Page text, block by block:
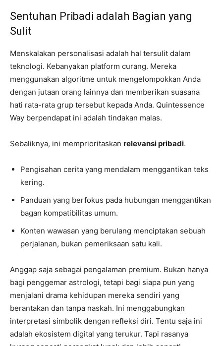
Sentuhan Pribadi adalah Bagian yang
Sulit
Menskalakan personalisasi adalah hal tersulit dalam
teknologi. Kebanyakan platform curang. Mereka
menggunakan algoritme untuk mengelompokkan Anda
dengan jutaan orang lainnya dan memberikan suasana
hati rata-rata grup tersebut kepada Anda. Quintessence
Way berpendapat ini adalah tindakan malas.
Sebaliknya, ini memprioritaskan relevansi pribadi.
Pengisahan cerita yang mendalam menggantikan teks
kering.
Panduan yang berfokus pada hubungan menggantikan
bagan kompatibilitas umum.
Konten wawasan yang berulang menciptakan sebuah
perjalanan, bukan pemeriksaan satu kali.
Anggap saja sebagai pengalaman premium. Bukan hanya
bagi penggemar astrologi, tetapi bagi siapa pun yang
menjalani drama kehidupan mereka sendiri yang
berantakan dan tanpa naskah. Ini menggabungkan
interpretasi simbolik dengan refleksi diri. Tentu saja ini
adalah ekosistem digital yang terukur. Tapi rasanya